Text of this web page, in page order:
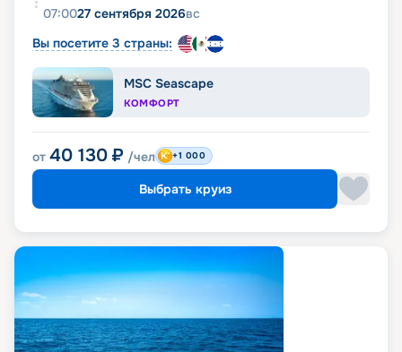
07:0027 сентября 2026вс
Вы посетите 3 страны:
MSC Seascape
КОМФОРТ
от 40 130 ₽ /чел +1 000
Выбрать круиз